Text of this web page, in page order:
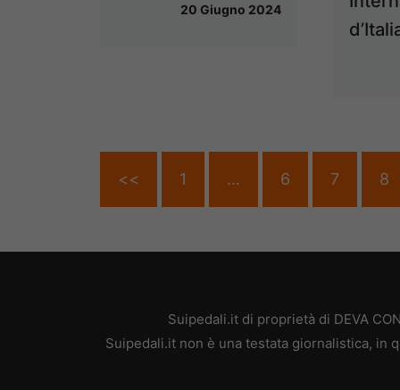
20 Giugno 2024
<< 1 … 6 7 8
Suipedali.it di proprietà di DEVA
Suipedali.it non è una testata giornalistica, in